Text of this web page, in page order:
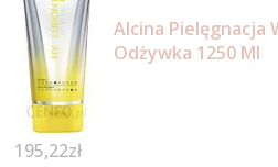
Alcina Pielęgnacja
Odżywka 1250 Ml
195,22zł